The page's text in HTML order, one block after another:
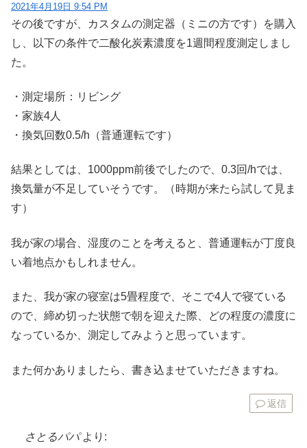
2021年4月19日 9:54 PM
その後ですが、カスタムの測定器（ミニの方です）を購入
し、以下の条件で二酸化炭素濃度を1週間程度測定しまし
た。
・測定場所：リビング
・家族4人
・換気回数0.5/h（普通運転です）
結果としては、1000ppm前後でしたので、0.3回/hでは、
換気量が不足していそうです。（時期が来たら試して見ま
す）
我が家の場合、湿度のことを考えると、普通運転が丁度良
い着地点かもしれません。
また、我が家の寝室は5畳程度で、そこで4人で寝ている
ので、締め切った状態で朝を迎えた際、どの程度の濃度に
なっているか、測定してみようと思っています。
また何かありましたら、書き込ませていただきますね。
返信
さとるパパ より: